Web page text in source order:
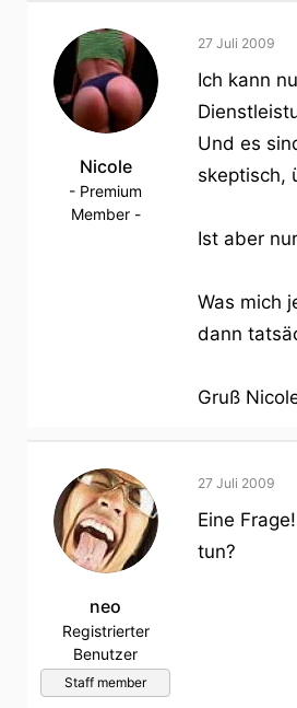
Nicole
- Premium
Member -
27 Juli 2009
Ich kann
Und es
skeptisch,
Ist aber
Was mich
dann
Gruß
neo
Registrierter
Benutzer
Staff member
27 Juli 2009
Eine
tun?